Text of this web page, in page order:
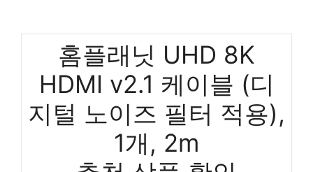
홈플래닛 UHD 8K
HDMI v2.1 케이블 (디
지털 노이즈 필터 적용),
1개, 2m